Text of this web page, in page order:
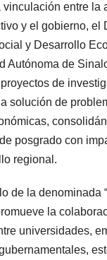
vinculación entre la
y el gobierno, el
y Desarrollo
Autónoma de
de
solución de
posgrado con
regional.
de la denominada
la
universidades,